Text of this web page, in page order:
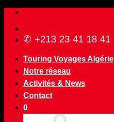
Passer
contenu
✆ +213 23 41 18 41
Touring Voyages Algérie
Notre réseau
Activités & News
Contact
0